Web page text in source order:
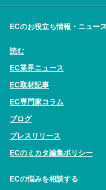
ECのお役立ち情報・ニュー
読む
EC業界ニュース
EC取材記事
EC専門家コラム
ブログ
プレスリリース
ECのミカタ編集ポリシー
ECの悩みを相談する